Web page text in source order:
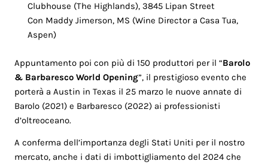
Clubhouse (The Highlands), 3845 Lipan Street
Con Maddy Jimerson, MS (Wine Director a Casa Tua,
Aspen)
Appuntamento poi con più di 150 produttori per il “Barolo
& Barbaresco World Opening”, il prestigioso evento che
porterà a Austin in Texas il 25 marzo le nuove annate di
Barolo (2021) e Barbaresco (2022) ai professionisti
d’oltreoceano.
A conferma dell’importanza degli Stati Uniti per il nostro
mercato, anche i dati di imbottigliamento del 2024 che